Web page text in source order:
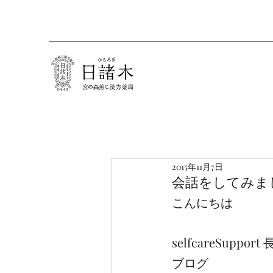
会話をしてみま
2015年11月7日
こんにちは
selfcareSupport
ブログ